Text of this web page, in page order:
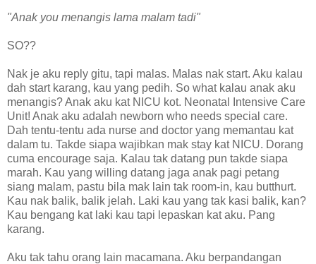
"Anak you menangis lama malam tadi"
SO??
Nak je aku reply gitu, tapi malas. Malas nak start. Aku kalau
dah start karang, kau yang pedih. So what kalau anak aku
menangis? Anak aku kat NICU kot. Neonatal Intensive Care
Unit! Anak aku adalah newborn who needs special care.
Dah tentu-tentu ada nurse and doctor yang memantau kat
dalam tu. Takde siapa wajibkan mak stay kat NICU. Dorang
cuma encourage saja. Kalau tak datang pun takde siapa
marah. Kau yang willing datang jaga anak pagi petang
siang malam, pastu bila mak lain tak room-in, kau butthurt.
Kau nak balik, balik jelah. Laki kau yang tak kasi balik, kan?
Kau bengang kat laki kau tapi lepaskan kat aku. Pang
karang.
Aku tak tahu orang lain macamana. Aku berpandangan